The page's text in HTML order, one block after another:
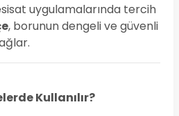
uygulamalarında tercih
, borunun dengeli ve güvenli
Kullanılır?